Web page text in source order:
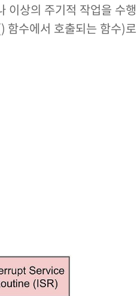
상의 주기적 작업을 수행
수에서 호출되는 함수)로